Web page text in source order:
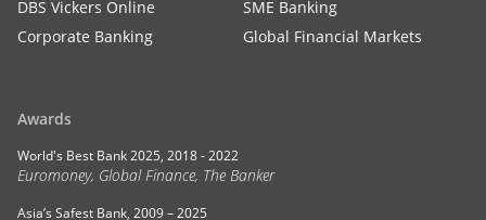
DBS Vickers Online
SME Banking
Corporate Banking
Global Financial Markets
Awards
World's Best Bank 2025, 2018 - 2022
Euromoney, Global Finance, The Banker
Asia’s Safest Bank, 2009 – 2025